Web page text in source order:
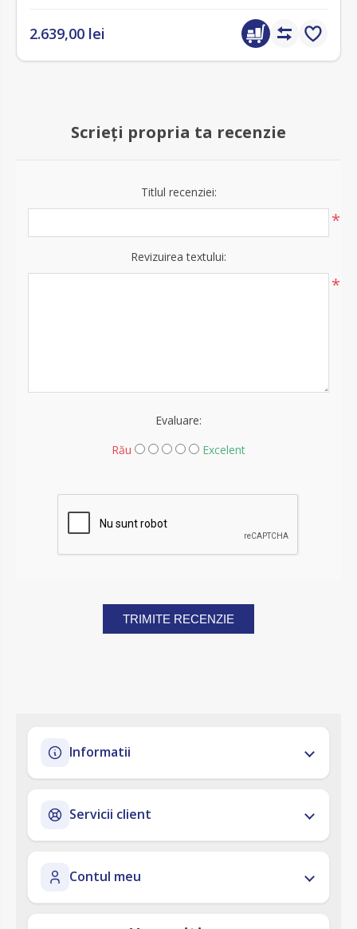
2.639,00 lei
Scrieți propria ta recenzie
Titlul recenziei:
*
Revizuirea textului:
*
Evaluare:
Rău
Excelent
TRIMITE RECENZIE
Informatii
Servicii client
Contul meu